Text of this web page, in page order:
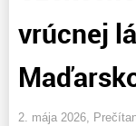
vrúcnej
2. mája 2026,